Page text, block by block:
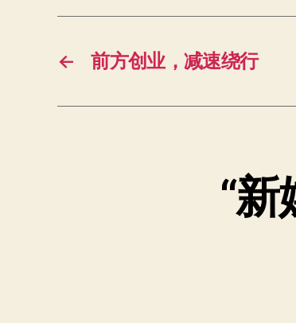
← 前方创业，减速绕行
“